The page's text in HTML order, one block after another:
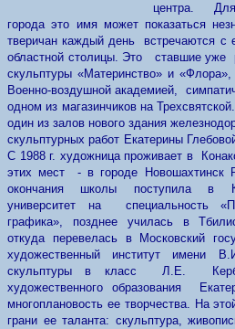
центра.
города это имя может показаться
тверичан каждый день встречаются с
областной столицы. Это ставшие уже
скульптуры «Материнство» и
Военно-воздушной академией,
одном из магазинчиков на
один из залов нового здания
скульптурных работ Екатерины
С 1988 г. художница проживает в
этих мест - в городе Новошахтинск
окончания школы поступила в
университет на специальность
графика», позднее училась в
откуда перевелась в Московский
художественный институт имени
скульптуры в класс Л.Е.
художественного образования
многоплановость ее творчества. На
грани ее таланта: скульптура,